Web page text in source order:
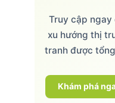
Truy cập
xu hướng thị
tranh được
Khám phá